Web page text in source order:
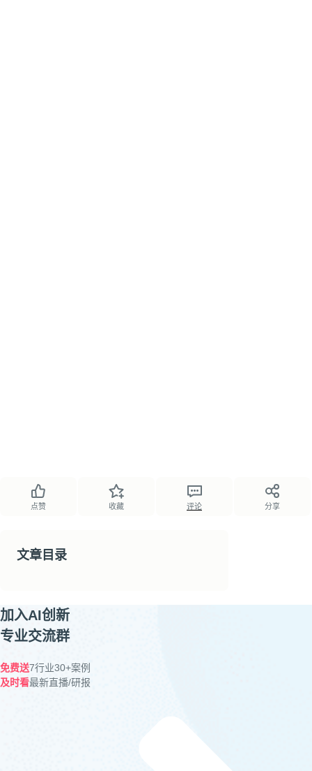
点赞 收藏 评论 分享
文章目录
加入AI创新
专业交流群
免费送7行业30+案例
及时看最新直播/研报